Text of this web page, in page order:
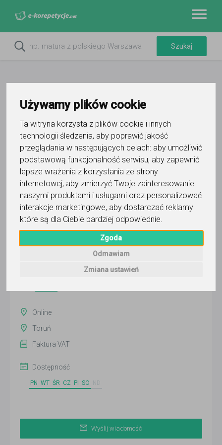
Używamy plików cookie
Ta witryna korzysta z plików cookie i innych
technologii śledzenia, aby poprawić jakość
przeglądania w następujących celach: aby umożliwić
podstawową funkcjonalność serwisu, aby zapewnić
lepsze wrażenia z korzystania ze strony
internetowej, aby zmierzyć Twoje zainteresowanie
naszymi produktami i usługami oraz personalizować
interakcje marketingowe, aby dostarczać reklamy
które są dla Ciebie bardziej odpowiednie.
Zgoda
Odmawiam
Zmiana ustawień
Do ulubionych
Oznacz wystąpienie kontaktu
CENTRUM EDUKACYJNE PASJA -
TORUŃ
Wyślij wiadomość
ponad 2 miesiące temu
Online
Toruń
Faktura VAT
Dostępność
PN WT ŚR CZ PI SO
Wyślij wiadomość